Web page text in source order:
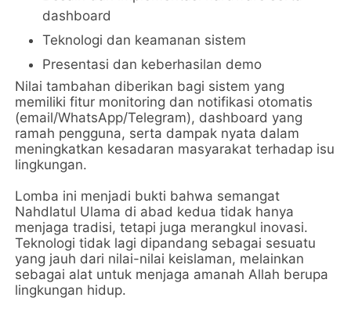
dashboard
Teknologi dan keamanan sistem
Presentasi dan keberhasilan demo
Nilai tambahan diberikan bagi sistem yang
memiliki fitur monitoring dan notifikasi otomatis
(email/WhatsApp/Telegram), dashboard yang
ramah pengguna, serta dampak nyata dalam
meningkatkan kesadaran masyarakat terhadap isu
lingkungan.
Lomba ini menjadi bukti bahwa semangat
Nahdlatul Ulama di abad kedua tidak hanya
menjaga tradisi, tetapi juga merangkul inovasi.
Teknologi tidak lagi dipandang sebagai sesuatu
yang jauh dari nilai-nilai keislaman, melainkan
sebagai alat untuk menjaga amanah Allah berupa
lingkungan hidup.